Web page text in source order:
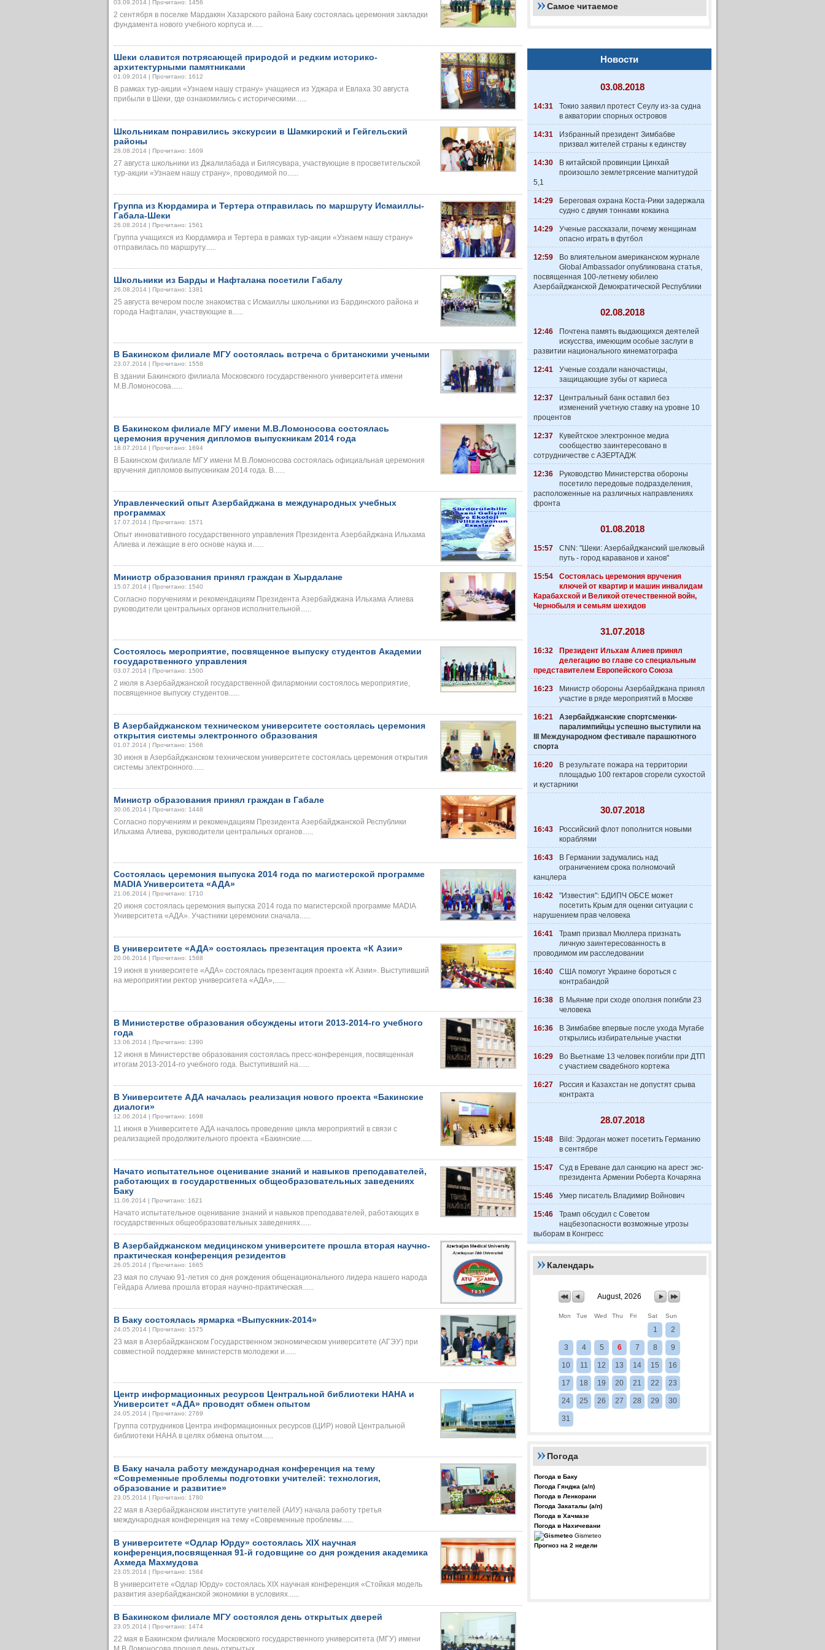
03.09.2014 | Прочитано: 1456
2 сентября в поселке Мардакян Хазарского района Баку состоялась церемония закладки
фундамента нового учебного корпуса и......
Шеки славится потрясающей природой и редким историко-
архитектурными памятниками
01.09.2014 | Прочитано: 1612
В рамках тур-акции «Узнаем нашу страну» учащиеся из Уджара и Евлаха 30 августа
прибыли в Шеки, где ознакомились с историческими......
Школьникам понравились экскурсии в Шамкирский и Гейгельский
районы
28.08.2014 | Прочитано: 1609
27 августа школьники из Джалилабада и Билясувара, участвующие в просветительской
тур-акции «Узнаем нашу страну», проводимой по......
Группа из Кюрдамира и Тертера отправилась по маршруту Исмаиллы-
Габала-Шеки
26.08.2014 | Прочитано: 1561
Группа учащихся из Кюрдамира и Тертера в рамках тур-акции «Узнаем нашу страну»
отправилась по маршруту......
Школьники из Барды и Нафталана посетили Габалу
26.08.2014 | Прочитано: 1381
25 августа вечером после знакомства с Исмаиллы школьники из Бардинского района и
города Нафталан, участвующие в......
В Бакинском филиале МГУ состоялась встреча с британскими учеными
23.07.2014 | Прочитано: 1558
В здании Бакинского филиала Московского государственного университета имени
М.В.Ломоносова......
В Бакинском филиале МГУ имени М.В.Ломоносова состоялась
церемония вручения дипломов выпускникам 2014 года
18.07.2014 | Прочитано: 1694
В Бакинском филиале МГУ имени М.В.Ломоносова состоялась официальная церемония
вручения дипломов выпускникам 2014 года. В......
Управленческий опыт Азербайджана в международных учебных
программах
17.07.2014 | Прочитано: 1571
Опыт инновативного государственного управления Президента Азербайджана Ильхама
Алиева и лежащие в его основе наука и......
Министр образования принял граждан в Хырдалане
15.07.2014 | Прочитано: 1540
Согласно поручениям и рекомендациям Президента Азербайджана Ильхама Алиева
руководители центральных органов исполнительной......
Состоялось мероприятие, посвященное выпуску студентов Академии
государственного управления
03.07.2014 | Прочитано: 1500
2 июля в Азербайджанской государственной филармонии состоялось мероприятие,
посвященное выпуску студентов......
В Азербайджанском техническом университете состоялась церемония
открытия системы электронного образования
01.07.2014 | Прочитано: 1566
30 июня в Азербайджанском техническом университете состоялась церемония открытия
системы электронного......
Министр образования принял граждан в Габале
30.06.2014 | Прочитано: 1448
Согласно поручениям и рекомендациям Президента Азербайджанской Республики
Ильхама Алиева, руководители центральных органов......
Состоялась церемония выпуска 2014 года по магистерской программе
MADIA Университета «АДА»
21.06.2014 | Прочитано: 1710
20 июня состоялась церемония выпуска 2014 года по магистерской программе MADIA
Университета «АДА». Участники церемонии сначала......
В университете «АДА» состоялась презентация проекта «К Азии»
20.06.2014 | Прочитано: 1588
19 июня в университете «АДА» состоялась презентация проекта «К Азии». Выступивший
на мероприятии ректор университета «АДА»,......
В Министерстве образования обсуждены итоги 2013-2014-го учебного
года
13.06.2014 | Прочитано: 1390
12 июня в Министерстве образования состоялась пресс-конференция, посвященная
итогам 2013-2014-го учебного года. Выступивший на......
В Университете АДА началась реализация нового проекта «Бакинские
диалоги»
12.06.2014 | Прочитано: 1698
11 июня в Университете АДА началось проведение цикла мероприятий в связи с
реализацией продолжительного проекта «Бакинские......
Начато испытательное оценивание знаний и навыков преподавателей,
работающих в государственных общеобразовательных заведениях
Баку
11.06.2014 | Прочитано: 1621
Начато испытательное оценивание знаний и навыков преподавателей, работающих в
государственных общеобразовательных заведениях......
В Азербайджанском медицинском университете прошла вторая научно-
практическая конференция резидентов
26.05.2014 | Прочитано: 1665
23 мая по случаю 91-летия со дня рождения общенационального лидера нашего народа
Гейдара Алиева прошла вторая научно-практическая......
В Баку состоялась ярмарка «Выпускник-2014»
24.05.2014 | Прочитано: 1575
23 мая в Азербайджанском Государственном экономическом университете (АГЭУ) при
совместной поддержке министерств молодежи и......
Центр информационных ресурсов Центральной библиотеки НАНА и
Университет «АДА» проводят обмен опытом
24.05.2014 | Прочитано: 2769
Группа сотрудников Центра информационных ресурсов (ЦИР) новой Центральной
библиотеки НАНА в целях обмена опытом......
В Баку начала работу международная конференция на тему
«Современные проблемы подготовки учителей: технология,
образование и развитие»
23.05.2014 | Прочитано: 1780
22 мая в Азербайджанском институте учителей (АИУ) начала работу третья
международная конференция на тему «Современные проблемы......
В университете «Одлар Юрду» состоялась XIX научная
конференция,посвященная 91-й годовщине со дня рождения академика
Ахмеда Махмудова
23.05.2014 | Прочитано: 1584
В университете «Одлар Юрду» состоялась XIX научная конференция «Стойкая модель
развития азербайджанской экономики в условиях......
В Бакинском филиале МГУ состоялся день открытых дверей
23.05.2014 | Прочитано: 1474
22 мая в Бакинском филиале Московского государственного университета (МГУ) имени
Самое читаемое
Новости
03.08.2018
14:31
Токио заявил протест Сеулу из-за судна
в акватории спорных островов
14:31
Избранный президент Зимбабве
призвал жителей страны к единству
14:30
В китайской провинции Цинхай
произошло землетрясение магнитудой
5,1
14:29
Береговая охрана Коста-Рики задержала
судно с двумя тоннами кокаина
14:29
Ученые рассказали, почему женщинам
опасно играть в футбол
12:59
Во влиятельном американском журнале
Global Ambassador опубликована статья,
посвященная 100-летнему юбилею
Азербайджанской Демократической Республики
02.08.2018
12:46
Почтена память выдающихся деятелей
искусства, имеющим особые заслуги в
развитии национального кинематографа
12:41
Ученые создали наночастицы,
защищающие зубы от кариеса
12:37
Центральный банк оставил без
изменений учетную ставку на уровне 10
процентов
12:37
Кувейтское электронное медиа
сообщество заинтеpесовано в
сотрудничестве с АЗЕРТАДЖ
12:36
Руководство Министерства обороны
посетило передовые подразделения,
расположенные на различных направлениях
фронта
01.08.2018
15:57
CNN: "Шеки: Азербайджанский шелковый
путь - город караванов и ханов"
15:54
Состоялась церемония вручения
ключей от квартир и машин инвалидам
Карабахской и Великой отечественной войн,
Чернобыля и семьям шехидов
31.07.2018
16:32
Президент Ильхам Алиев принял
делегацию во главе со специальным
представителем Европейского Союза
16:23
Министр обороны Азербайджана принял
участие в ряде мероприятий в Москве
16:21
Азербайджанские спортсменки-
паралимпийцы успешно выступили на
III Международном фестивале парашютного
спорта
16:20
В результате пожара на территории
площадью 100 гектаров сгорели сухостой
и кустарники
30.07.2018
16:43
Российский флот пополнится новыми
кораблями
16:43
В Германии задумались над
ограничением срока полномочий
канцлера
16:42
"Известия": БДИПЧ ОБСЕ может
посетить Крым для оценки ситуации с
нарушением прав человека
16:41
Трамп призвал Мюллера признать
личную заинтересованность в
проводимом им расследовании
16:40
США помогут Украине бороться с
контрабандой
16:38
В Мьянме при сходе оползня погибли 23
человека
16:36
В Зимбабве впервые после ухода Мугабе
открылись избирательные участки
16:29
Во Вьетнаме 13 человек погибли при ДТП
с участием свадебного кортежа
16:27
Россия и Казахстан не допустят срыва
контракта
28.07.2018
15:48
Bild: Эрдоган может посетить Германию
в сентябре
15:47
Суд в Ереване дал санкцию на арест экс-
президента Армении Роберта Кочаряна
15:46 Умер писатель Владимир Войнович
15:46
Трамп обсудил с Советом
нацбезопасности возможные угрозы
выборам в Конгресс
Календарь
August, 2026
Mon Tue Wed Thu Fri Sat Sun
1 2
3 4 5 6 7 8 9
10 11 12 13 14 15 16
17 18 19 20 21 22 23
24 25 26 27 28 29 30
31
Погода
Погода в Баку
Погода Гянджа (а/п)
Погода в Ленкорани
Погода Закаталы (а/п)
Погода в Хачмазе
Погода в Нахичевани
Gismeteo
Прогноз на 2 недели